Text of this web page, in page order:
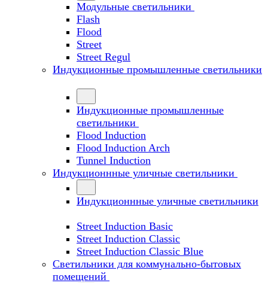
Модульные светильники
Flash
Flood
Street
Street Regul
Индукционные промышленные светильники
Индукционные промышленные
светильники
Flood Induction
Flood Induction Arch
Tunnel Induction
Индукционнные уличные светильники
Индукционнные уличные светильники
Street Induction Basic
Street Induction Classic
Street Induction Classic Blue
Светильники для коммунально-бытовых
помещений